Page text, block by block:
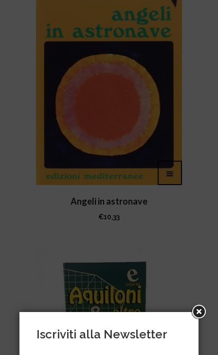
Angeli in astronave
€10,33
Iscriviti alla Newsletter